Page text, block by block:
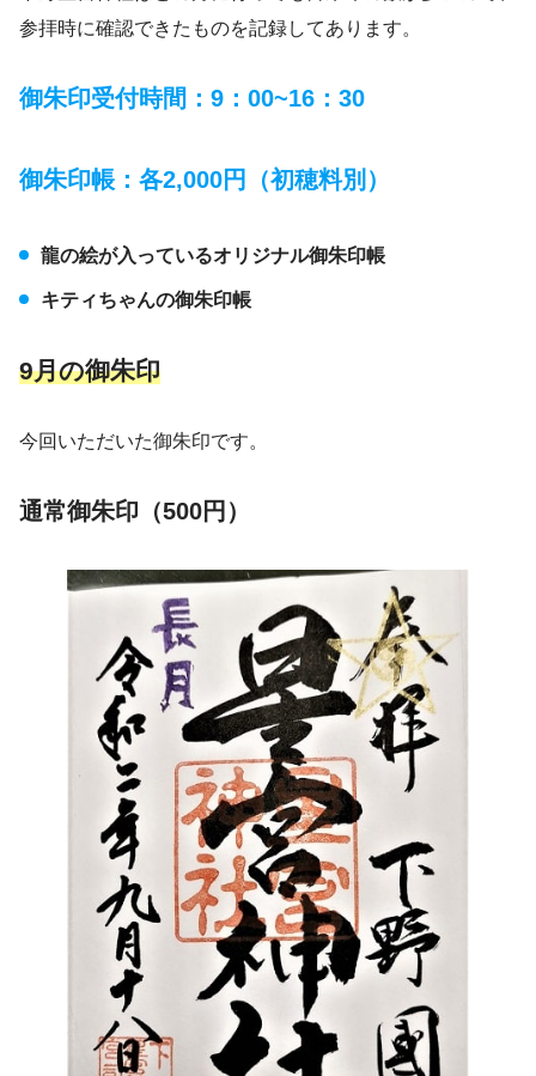
参拝時に確認できたものを記録してあります。
御朱印受付時間：9：00~16：30
御朱印帳：各2,000円（初穂料別）
龍の絵が入っているオリジナル御朱印帳
キティちゃんの御朱印帳
9月の御朱印
今回いただいた御朱印です。
通常御朱印（500円）